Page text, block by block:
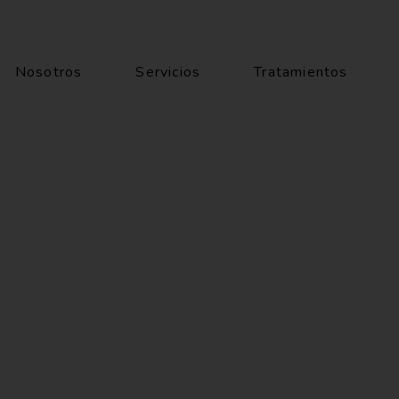
Nosotros Servicios Tratamientos